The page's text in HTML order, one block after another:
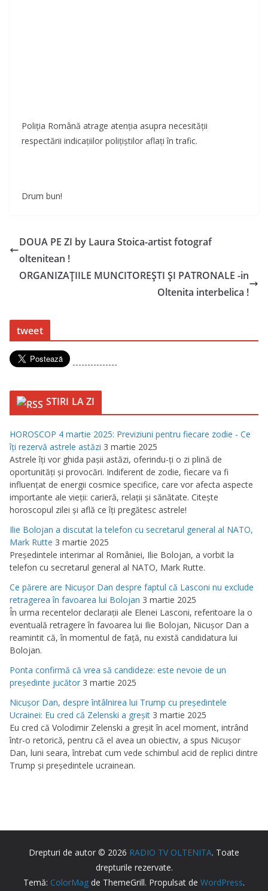
Poliția Română atrage atenţia asupra necesităţii
respectării indicaţiilor poliţiştilor aflați în trafic.
Drum bun!
DOUA PE ZI by Laura Stoica-artist fotograf
oltenitean !
ORGANIZAŢIILE MUNCITOREŞTI ŞI PATRONALE -in
Oltenita interbelica !
tweet
---------------
STIRI LA ZI
HOROSCOP 4 martie 2025: Previziuni pentru fiecare zodie - Ce
îţi rezervă astrele astăzi 3 martie 2025
Astrele îţi vor ghida paşii astăzi, oferindu-ţi o zi plină de
oportunităţi şi provocări. Indiferent de zodie, fiecare va fi
influenţat de energii cosmice specifice, care vor afecta aspecte
importante ale vieţii: carieră, relaţii şi sănătate. Citeşte
horoscopul zilei şi află ce îţi pregătesc astrele!
Ilie Bolojan a discutat la telefon cu secretarul general al NATO,
Mark Rutte 3 martie 2025
Preşedintele interimar al României, Ilie Bolojan, a vorbit la
telefon cu secretarul general al NATO, Mark Rutte.
Ce părere are Nicuşor Dan despre faptul că Lasconi nu exclude
retragerea în favoarea lui Bolojan 3 martie 2025
În urma recentelor declaraţii ale Elenei Lasconi, referitoare la o
eventuală retragere în favoarea lui Ilie Bolojan, Nicuşor Dan a
reamintit că, în momentul de faţă, nu există candidatura lui
Bolojan.
Ponta confirmă că vrea să candideze: este nevoie de un
preşedinte jucător 3 martie 2025
Nicuşor Dan, despre întâlnirea lui Trump cu preşedintele
Ucrainei: Eu cred că Zelenski a greşit 3 martie 2025
Eu cred că Volodimir Zelenski a greşit în acel moment, intrând
într-o retorică, pentru că el avea un obiectiv, a spus Nicuşor
Dan, luni seara, întrebat cum vede schimbul acid de replici dintre
Trump şi preşedintele ucrainean.
Drepturi de autor © 2026 RADIO TV OLTENITA. Toate
drepturile rezervate.
Temă: ColorMag de ThemeGrill. Propulsat de WordPress.